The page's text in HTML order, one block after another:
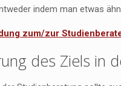
indem man etwas
zum/zur
des Ziels in